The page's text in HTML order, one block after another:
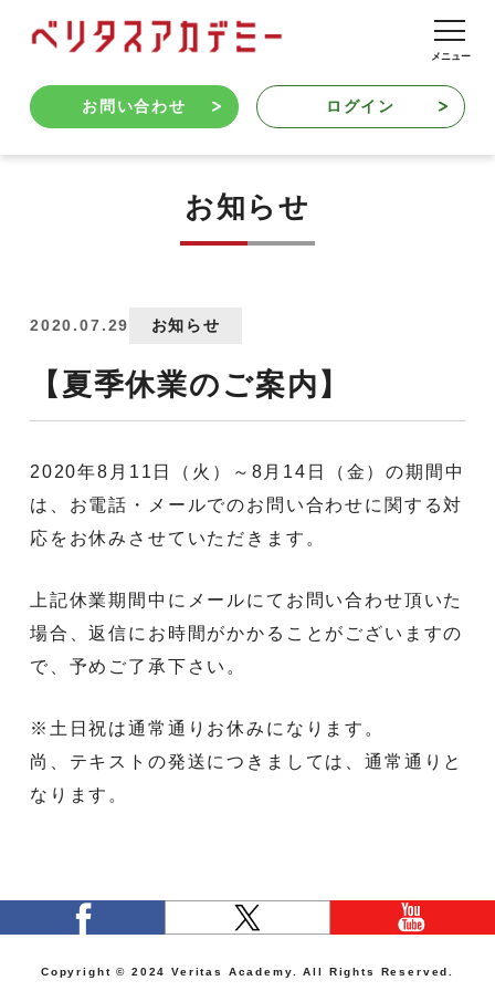
お問い合わせ ログイン
お知らせ
2020.07.29 お知らせ
【夏季休業のご案内】
2020年8月11日（火）～8月14日（金）の期間中
は、 お電話・
メールでのお問い合わせに関する対
応をお休みさせていただきます 。
上記休業期間中にメールにてお問い合わせ頂いた
場合、返信にお時間がかかることがございますの
で、予めご了承下さい。
※土日祝は通常通りお休みになります。
尚、テキストの発送につきましては、通常通りと
なります。
Copyright © 2024 Veritas Academy. All Rights Reserved.